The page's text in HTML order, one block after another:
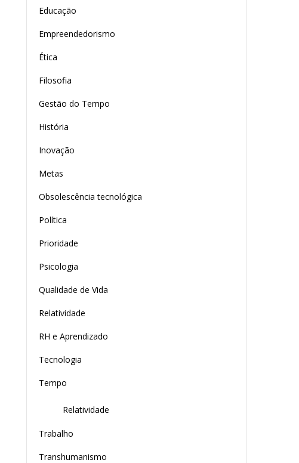
Educação
Empreendedorismo
Ética
Filosofia
Gestão do Tempo
História
Inovação
Metas
Obsolescência tecnológica
Política
Prioridade
Psicologia
Qualidade de Vida
Relatividade
RH e Aprendizado
Tecnologia
Tempo
Relatividade
Trabalho
Transhumanismo